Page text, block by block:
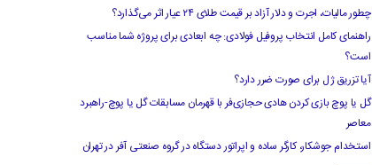
چطور مالیات، اجرت و دلار آزاد بر قیمت طلای ۲۴ عیار اثر می‌گذارد؟
راهنمای کامل انتخاب پروفیل فولادی: چه ابعادی برای پروژه شما مناسب
است؟
آیا تزریق ژل برای صورت ضرر دارد​؟
گل یا پوچ بازی کردن هادی حجازی‌فر با قهرمان مسابقات گل یا پوچ-راهبرد
معاصر
استخدام جوشکار، کارگر ساده و اپراتور دستگاه در گروه صنعتی آفر در تهران